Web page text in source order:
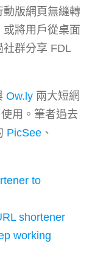
動版網頁無縫轉
將用戶從桌面
群分享 FDL
Ow.ly 兩大短網
用。筆者過去
PicSee 、
to
shortener
working